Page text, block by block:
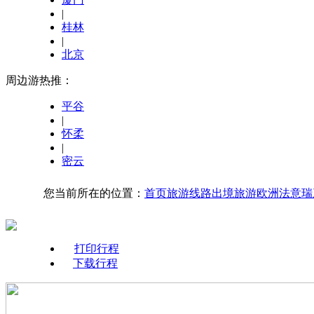
|
桂林
|
北京
周边游热推：
平谷
|
怀柔
|
密云
您当前所在的位置： 首页旅游线路出境旅游欧洲法意
打印行程
下载行程